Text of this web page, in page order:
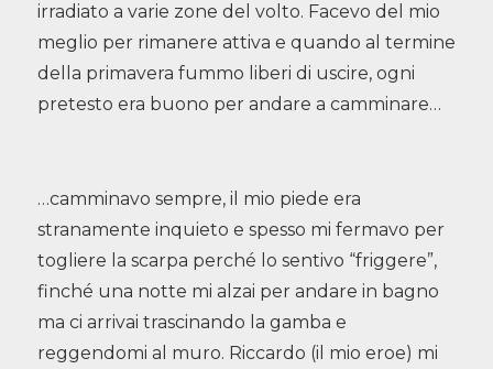
irradiato a varie zone del volto. Facevo del mio
meglio per rimanere attiva e quando al termine
della primavera fummo liberi di uscire, ogni
pretesto era buono per andare a camminare…
…camminavo sempre, il mio piede era
stranamente inquieto e spesso mi fermavo per
togliere la scarpa perché lo sentivo “friggere”,
finché una notte mi alzai per andare in bagno
ma ci arrivai trascinando la gamba e
reggendomi al muro. Riccardo (il mio eroe) mi